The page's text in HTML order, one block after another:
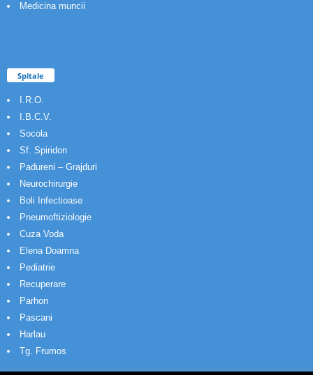
Medicina muncii
Spitale
I.R.O.
I.B.C.V.
Socola
Sf. Spiridon
Padureni – Grajduri
Neurochirurgie
Boli Infectioase
Pneumoftiziologie
Cuza Voda
Elena Doamna
Pediatrie
Recuperare
Parhon
Pascani
Harlau
Tg. Frumos